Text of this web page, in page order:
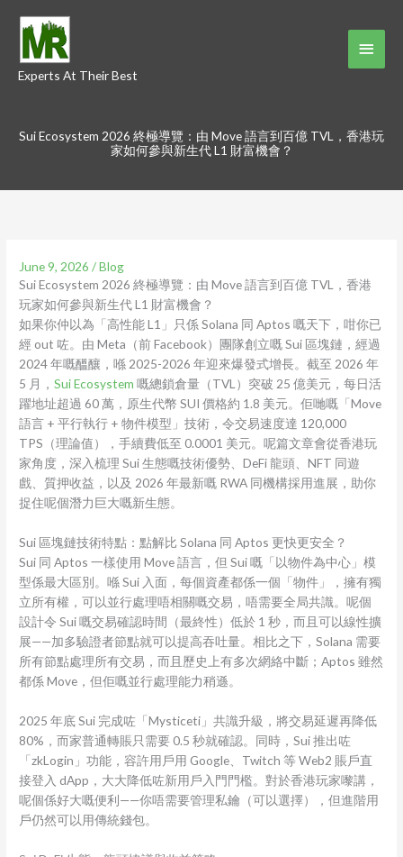
content
Experts At Their Best
Main
Sui Ecosystem 2026 終極導覽：由 Move 語言到百億 TVL，香港玩
家如何參與新生代 L1 財富機會？
June 9, 2026/Blog
Sui Ecosystem 2026 終極導覽：由 Move 語言到百億 TVL，香港
玩家如何參與新生代 L1 財富機會？
如果你仲以為「高性能 L1」只係 Solana 同 Aptos 嘅天下，咁你已
經 out 咗。由 Meta（前 Facebook）團隊創立嘅 Sui 區塊鏈，經過
2024 年嘅醞釀，喺 2025-2026 年迎來爆發式增長。截至 2026 年
5 月，Sui Ecosystem 嘅總鎖倉量（TVL）突破 25 億美元，每日活
躍地址超過 60 萬，原生代幣 SUI 價格約 1.8 美元。佢哋嘅「Move
語言 + 平行執行 + 物件模型」技術，令交易速度達 120,000
TPS（理論值），手續費低至 0.0001 美元。呢篇文章會從香港玩
家角度，深入梳理 Sui 生態嘅技術優勢、DeFi 龍頭、NFT 同遊
戲、質押收益，以及 2026 年最新嘅 RWA 同機構採用進展，助你
捉住呢個潛力巨大嘅新生態。
Sui 區塊鏈技術特點：點解比 Solana 同 Aptos 更快更安全？
Sui 同 Aptos 一樣使用 Move 語言，但 Sui 嘅「以物件為中心」模
型係最大區別。喺 Sui 入面，每個資產都係一個「物件」，擁有獨
立所有權，可以並行處理唔相關嘅交易，唔需要全局共識。呢個
設計令 Sui 嘅交易確認時間（最終性）低於 1 秒，而且可以線性擴
展——加多驗證者節點就可以提高吞吐量。相比之下，Solana 需要
所有節點處理所有交易，而且歷史上有多次網絡中斷；Aptos 雖然
都係 Move，但佢嘅並行處理能力稍遜。
2025 年底 Sui 完成咗「Mysticeti」共識升級，將交易延遲再降低
80%，而家普通轉賬只需要 0.5 秒就確認。同時，Sui 推出咗
「zkLogin」功能，容許用戶用 Google、Twitch 等 Web2 賬戶直
接登入 dApp，大大降低咗新用戶入門門檻。對於香港玩家嚟講，
呢個係好大嘅便利——你唔需要管理私鑰（可以選擇），但進階用
戶仍然可以用傳統錢包。